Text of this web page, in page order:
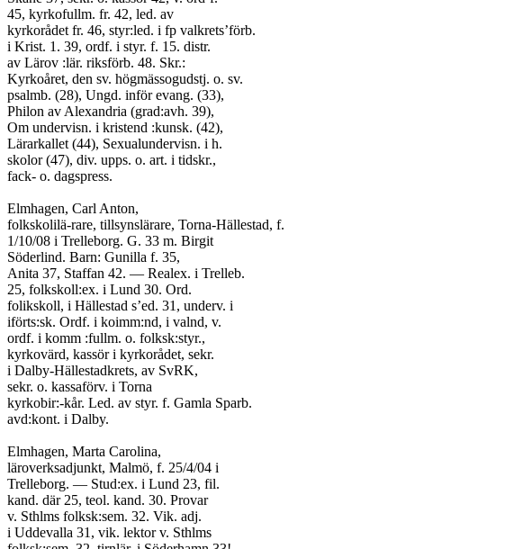
45, kyrkofullm. fr. 42, led. av
kyrkorådet fr. 46, styr:led. i fp valkrets’förb.
i Krist. 1. 39, ordf. i styr. f. 15. distr.
av Lärov :lär. riksförb. 48. Skr.:
Kyrkoåret, den sv. högmässogudstj. o. sv.
psalmb. (28), Ungd. inför evang. (33),
Philon av Alexandria (grad:avh. 39),
Om undervisn. i kristend :kunsk. (42),
Lärarkallet (44), Sexualundervisn. i h.
skolor (47), div. upps. o. art. i tidskr.,
fack- o. dagspress.
Elmhagen, Carl Anton,
folkskolilä-rare, tillsynslärare, Torna-Hällestad, f.
1/10/08 i Trelleborg. G. 33 m. Birgit
Söderlind. Barn: Gunilla f. 35,
Anita 37, Staffan 42. — Realex. i Trelleb.
25, folkskoll:ex. i Lund 30. Ord.
folikskoll, i Hällestad s’ed. 31, underv. i
iförts:sk. Ordf. i koimm:nd, i valnd, v.
ordf. i komm :fullm. o. folksk:styr.,
kyrkovärd, kassör i kyrkorådet, sekr.
i Dalby-Hällestadkrets, av SvRK,
sekr. o. kassaförv. i Torna
kyrkobir:-kår. Led. av styr. f. Gamla Sparb.
avd:kont. i Dalby.
Elmhagen, Marta Carolina,
läroverksadjunkt, Malmö, f. 25/4/04 i
Trelleborg. — Stud:ex. i Lund 23, fil.
kand. där 25, teol. kand. 30. Provar
v. Sthlms folksk:sem. 32. Vik. adj.
i Uddevalla 31, vik. lektor v. Sthlms